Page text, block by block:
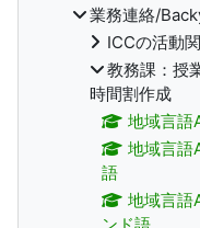
業務連絡/
ICCの活動
教務課：授
時間割作成
地域言語
地域言語
語
地域言語